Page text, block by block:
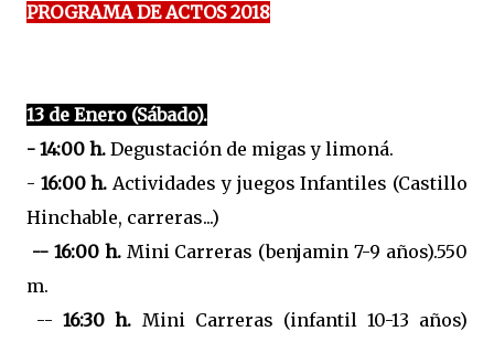
PROGRAMA DE ACTOS 2018
13 de Enero (Sábado).
- 14:00 h. Degustación de migas y limoná.
- 16:00 h. Actividades y juegos Infantiles (Castillo
Hinchable, carreras...)
-- 16:00 h.Mini Carreras (benjamin 7-9 años).550
m.
--16:30 h. Mini Carreras (infantil 10-13 años)